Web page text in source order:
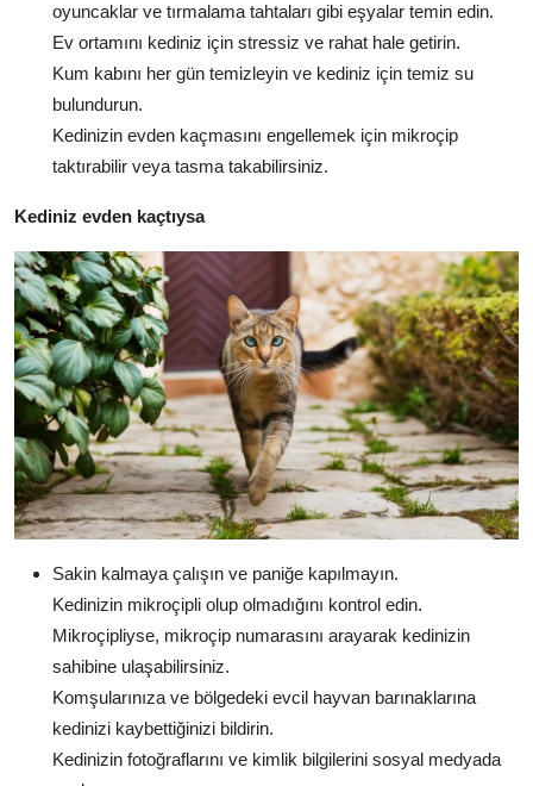
oyuncaklar ve tırmalama tahtaları gibi eşyalar temin edin.
Ev ortamını kediniz için stressiz ve rahat hale getirin.
Kum kabını her gün temizleyin ve kediniz için temiz su
bulundurun.
Kedinizin evden kaçmasını engellemek için mikroçip
taktırabilir veya tasma takabilirsiniz.
Kediniz evden kaçtıysa
Sakin kalmaya çalışın ve paniğe kapılmayın.
Kedinizin mikroçipli olup olmadığını kontrol edin.
Mikroçipliyse, mikroçip numarasını arayarak kedinizin
sahibine ulaşabilirsiniz.
Komşularınıza ve bölgedeki evcil hayvan barınaklarına
kedinizi kaybettiğinizi bildirin.
Kedinizin fotoğraflarını ve kimlik bilgilerini sosyal medyada